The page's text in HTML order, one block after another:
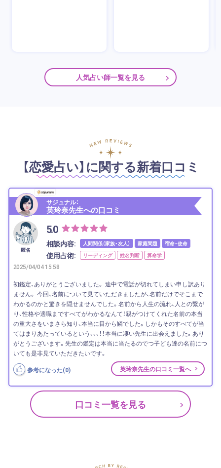
人気占い師一覧を見る
【恋愛占い】に関する新着口コミ
サジュナル：
英玲奈先生への口コミ
匿名
5.0
相談内容: 人間関係（家族・友人） 家庭問題 宿命・使命
使用占術: リーディング 姓名判断 算命学
2025/04/04 15:58
初鑑定、ありがとうございました。 途中で電話が切れてしまい申し訳あり
ません。 今回、名前について見ていただきましたが、名前だけでそこまで
わかるのかと驚きを隠せませんでした。名前から人生の流れ、人との繋が
り、性格や適職まですべてがわかるなんて！親がつけてくれた名前の本当
の重大さをいまさら知り、本当に目から鱗でした。しかもそのすべてが当
てはまりあたっているという、、、！！本当に凄い先生に出会えました。あり
がとうございます。先生の鑑定は本当に当たるのでつ子ども達の名前につ
いても是非見ていただきたいです。
参考になった(0) 英玲奈先生の口コミ一覧へ
口コミ一覧を見る